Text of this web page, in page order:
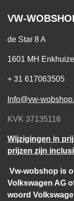
VW-
de Star 8 A
1601 MH
+ 31 617063505
Info@vw-
KVK 37135116
Wijzigingen in
prijzen zijn
Vw-wobshop is
Volkswagen AG
woord